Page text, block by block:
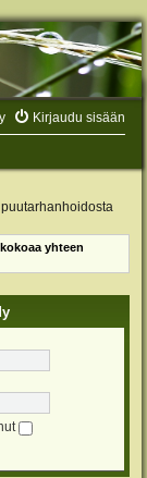
Kirjaudu sisään
yhteen